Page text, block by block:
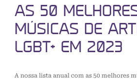
AS 50
MÚSICAS DE
LGBT+ EM 2023
A nossa lista anual com as 50 melhores